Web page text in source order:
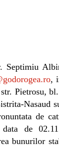
Septimiu
,
Pietrosu,
Nasaud
de
de
bunurilor